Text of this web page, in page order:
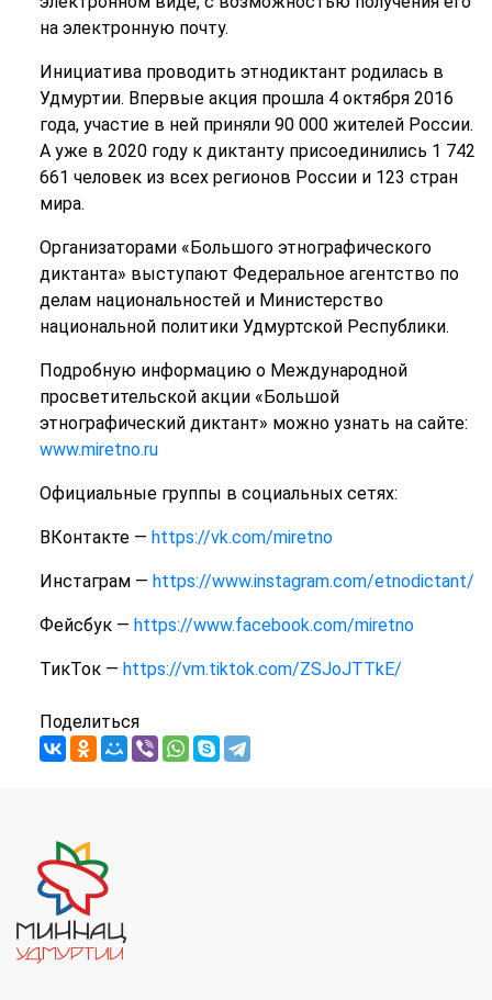
на электронную почту.
Инициатива проводить этнодиктант родилась в
Удмуртии. Впервые акция прошла 4 октября 2016
года, участие в ней приняли 90 000 жителей России.
А уже в 2020 году к диктанту присоединились 1 742
661 человек из всех регионов России и 123 стран
мира.
Организаторами «Большого этнографического
диктанта» выступают Федеральное агентство по
делам национальностей и Министерство
национальной политики Удмуртской Республики.
Подробную информацию о Международной
просветительской акции «Большой
этнографический диктант» можно узнать на сайте:
www.miretno.ru
Официальные группы в социальных сетях:
ВКонтакте — https://vk.com/miretno
Инстаграм — https://www.instagram.com/etnodictant/
Фейсбук — https://www.facebook.com/miretno
ТикТок — https://vm.tiktok.com/ZSJoJTTkE/
Поделиться